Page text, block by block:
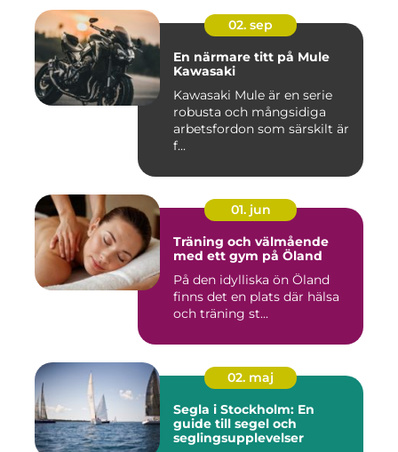
02. sep
En närmare titt på Mule
Kawasaki
Kawasaki Mule är en serie
robusta och mångsidiga
arbetsfordon som särskilt är
f...
01. jun
Träning och välmående
med ett gym på Öland
På den idylliska ön Öland
finns det en plats där hälsa
och träning st...
02. maj
Segla i Stockholm: En
guide till segel och
seglingsupplevelser